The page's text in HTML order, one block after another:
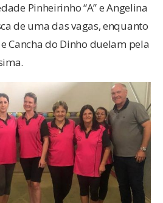
Pinheirinho “A” e Angelina
de uma das vagas, enquanto
Cancha do Dinho duelam pela